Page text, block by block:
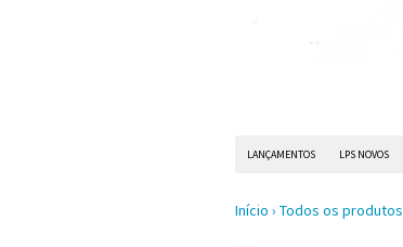
LANÇAMENTOS LPS NOVOS
Início › Todos os produtos